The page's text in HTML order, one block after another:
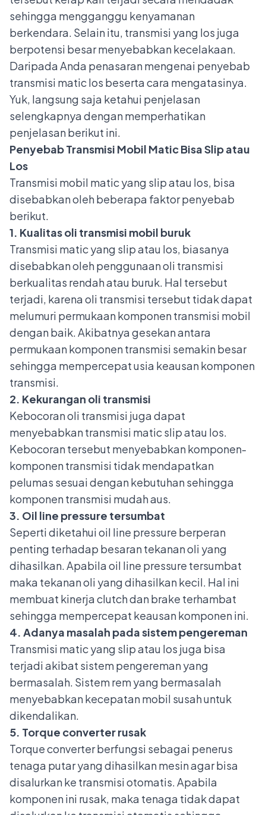
sehingga mengganggu kenyamanan
berkendara. Selain itu, transmisi yang los juga
berpotensi besar menyebabkan kecelakaan.
Daripada Anda penasaran mengenai penyebab
transmisi matic los beserta cara mengatasinya.
Yuk, langsung saja ketahui penjelasan
selengkapnya dengan memperhatikan
penjelasan berikut ini.
Penyebab Transmisi Mobil Matic Bisa Slip atau
Los
Transmisi mobil matic yang slip atau los, bisa
disebabkan oleh beberapa faktor penyebab
berikut.
1. Kualitas oli transmisi mobil buruk
Transmisi matic yang slip atau los, biasanya
disebabkan oleh penggunaan oli transmisi
berkualitas rendah atau buruk. Hal tersebut
terjadi, karenaoli transmisi tersebut tidak dapat
melumuri permukaan komponen transmisi mobil
dengan baik. Akibatnya gesekan antara
permukaan komponen transmisi semakin besar
sehingga mempercepat usia keausan komponen
transmisi.
2. Kekurangan oli transmisi
Kebocoran oli transmisi juga dapat
menyebabkan transmisi matic slip atau los.
Kebocoran tersebut menyebabkan komponen-
komponen transmisi tidak mendapatkan
pelumas sesuai dengan kebutuhan sehingga
komponen transmisi mudah aus.
3. Oil line pressure tersumbat
Seperti diketahui oil line pressure berperan
penting terhadap besaran tekanan oli yang
dihasilkan. Apabila oil line pressure tersumbat
maka tekanan oli yang dihasilkan kecil. Hal ini
membuat kinerja clutch dan brake terhambat
sehingga mempercepat keausan komponen ini.
4. Adanya masalah pada sistem pengereman
Transmisi matic yang slip atau los juga bisa
terjadi akibat sistem pengeremanyang
bermasalah. Sistem rem yang bermasalah
menyebabkan kecepatan mobil susah untuk
dikendalikan.
5. Torque converter rusak
Torque converter berfungsi sebagai penerus
tenaga putar yang dihasilkan mesin agar bisa
disalurkan ke transmisi otomatis. Apabila
komponen ini rusak, maka tenaga tidak dapat